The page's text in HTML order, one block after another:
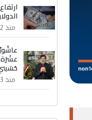
منذ 22 ساعة
منذ 23 ساعة